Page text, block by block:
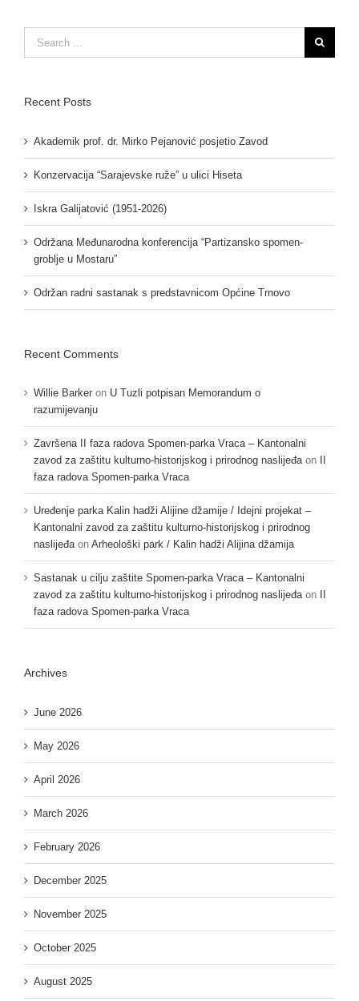
Recent Posts
Akademik prof. dr. Mirko Pejanović posjetio Zavod
Konzervacija “Sarajevske ruže” u ulici Hiseta
Iskra Galijatović (1951-2026)
Održana Međunarodna konferencija “Partizansko spomen-
groblje u Mostaru”
Održan radni sastanak s predstavnicom Općine Trnovo
Recent Comments
Willie Barker on U Tuzli potpisan Memorandum o
razumijevanju
Završena II faza radova Spomen-parka Vraca – Kantonalni
zavod za zaštitu kulturno-historijskog i prirodnog naslijeđaon
faza radova Spomen-parka Vraca
Uređenje parka Kalin hadži Alijine džamije / Idejni projekat –
Kantonalni zavod za zaštitu kulturno-historijskog i prirodnog
naslijeđaon Arheološki park / Kalin hadži Alijina džamija
Sastanak u cilju zaštite Spomen-parka Vraca – Kantonalni
zavod za zaštitu kulturno-historijskog i prirodnog naslijeđaon
faza radova Spomen-parka Vraca
Archives
June 2026
May 2026
April 2026
March 2026
February 2026
December 2025
November 2025
October 2025
August 2025